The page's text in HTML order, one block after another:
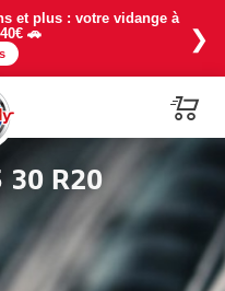
baisse de prix sur la
une promo à -25% en
❄️
❯
30 R20